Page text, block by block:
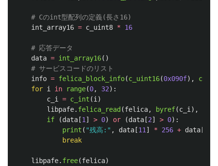
int_array16 = c_uint8 * 16
data = int_array16()
info = felica_block_info(c_uint16(0x090f),
for i in range(0, 32):
c_i
= c_int (i )
libpafe. felica_read (felica, byref(c_i ),
if
(data [1 ] > 0) or (data [2] > 0):
print ( "残高: " , data [11 ] * 256 + data
break
libpafe. free(felica)